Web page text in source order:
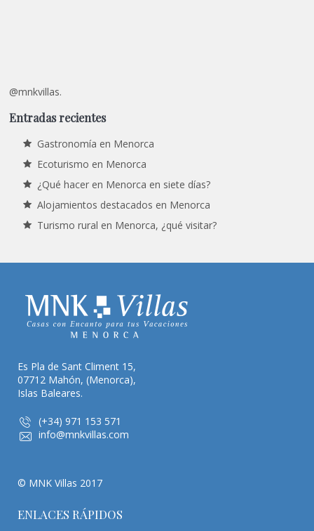
@mnkvillas.
Entradas recientes
Gastronomía en Menorca
Ecoturismo en Menorca
¿Qué hacer en Menorca en siete días?
Alojamientos destacados en Menorca
Turismo rural en Menorca, ¿qué visitar?
Es Pla de Sant Climent 15,
07712 Mahón, (Menorca),
Islas Baleares.
(+34) 971 153 571
info@mnkvillas.com
© MNK Villas 2017
ENLACES RÁPIDOS